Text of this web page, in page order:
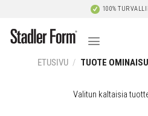
content
100%
ETUSIVU / TUOTE
Valitun kaltaisia